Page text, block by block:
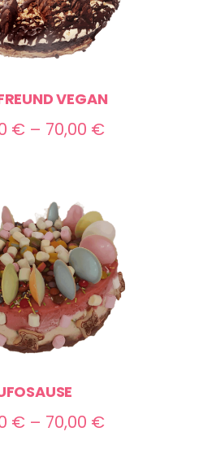
VEGAN
€ – 70,00 €Preisspanne:
€ – 70,00 €Preisspanne: